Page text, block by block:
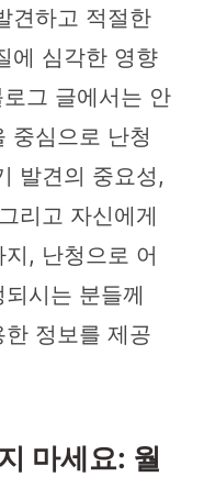
견하고 적절한
에 심각한 영향
그 글에서는 안
중심으로 난청
발견의 중요성,
리고 자신에게
, 난청으로 어
시는 분들께
정보를 제공
마세요: 월